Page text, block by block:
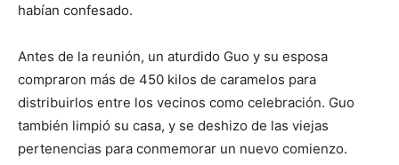
habían confesado.
Antes de la reunión, un aturdido Guo y su esposa
compraron más de 450 kilos de caramelos para
distribuirlos entre los vecinos como celebración. Guo
también limpió su casa, y se deshizo de las viejas
pertenencias para conmemorar un nuevo comienzo.